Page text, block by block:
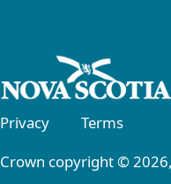
Privacy
Terms
Crown copyright ©